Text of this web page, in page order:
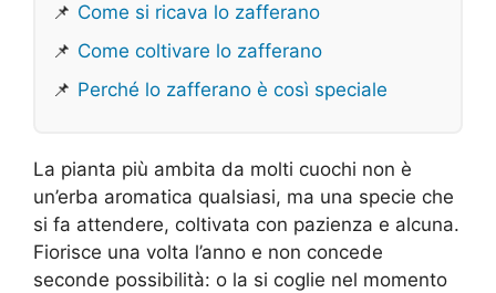
📌 Come si ricava lo zafferano
📌 Come coltivare lo zafferano
📌 Perché lo zafferano è così speciale
La pianta più ambita da molti cuochi non è
un’erba aromatica qualsiasi, ma una specie che
si fa attendere, coltivata con pazienza e alcuna.
Fiorisce una volta l’anno e non concede
seconde possibilità: o la si coglie nel momento